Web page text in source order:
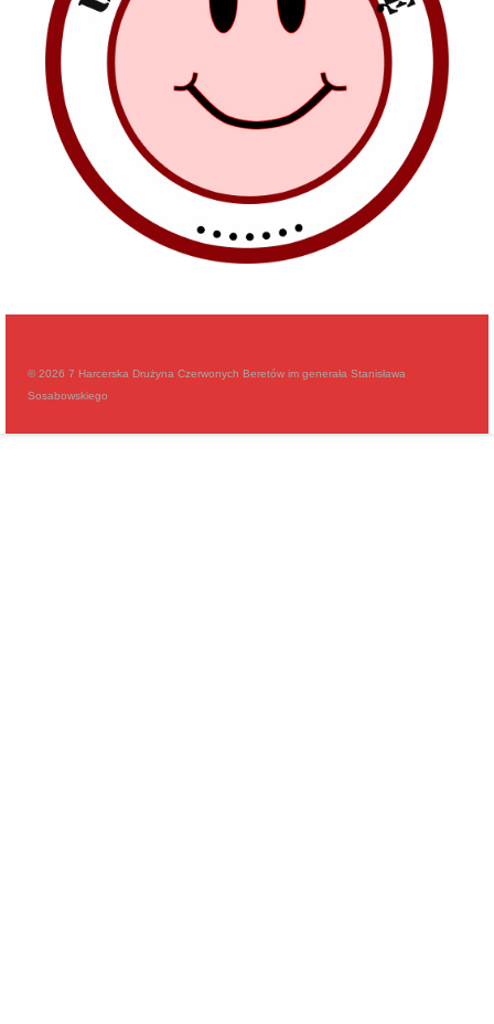
© 2026 7 Harcerska Drużyna Czerwonych Beretów im generała Stanisława
Sosabowskiego